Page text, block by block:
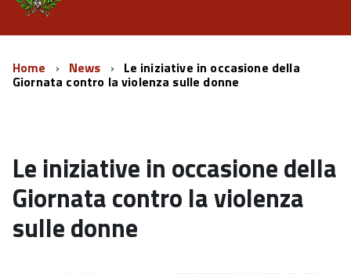
Home News Le iniziative in occasione della
Giornata contro la violenza sulle donne
Le iniziative in occasione della
Giornata contro la violenza
sulle donne